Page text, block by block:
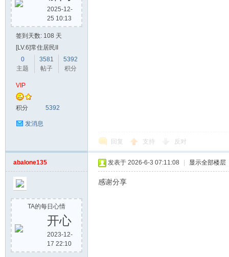
2025-12-
25 10:13
签到天数: 108 天
[LV.6]常住居民II
0
主题
3581
帖子
5392
积分
VIP
积分 5392
发消息
回复 支持 反对
abalone135
TA的每日心情
开心
2023-12-
17 22:10
发表于 2026-6-3 07:11:08 显示全部楼层
感谢分享